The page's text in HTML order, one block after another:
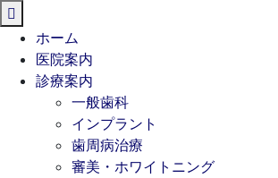
じ
る
ホーム
医院案内
診療案内
一般歯科
インプラント
歯周病治療
審美・ホワイトニング